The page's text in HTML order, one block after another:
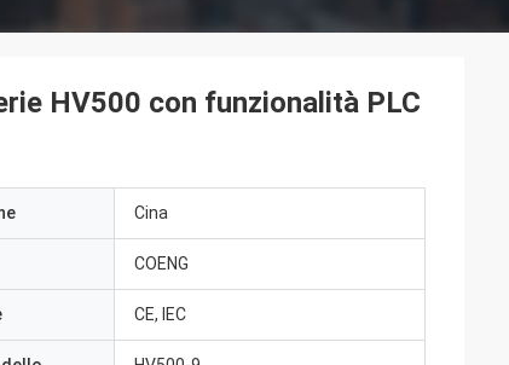
HV500 con funzionalità PLC
Cina
COENG
CE, IEC